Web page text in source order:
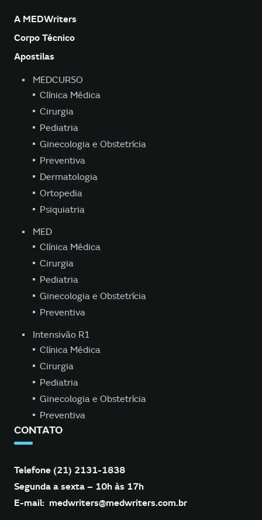
A MEDWriters
Corpo Técnico
Apostilas
MEDCURSO
Clínica Médica
Cirurgia
Pediatria
Ginecologia e Obstetrícia
Preventiva
Dermatologia
Ortopedia
Psiquiatria
MED
Clínica Médica
Cirurgia
Pediatria
Ginecologia e Obstetrícia
Preventiva
Intensivão R1
Clínica Médica
Cirurgia
Pediatria
Ginecologia e Obstetrícia
Preventiva
CONTATO
Telefone (21) 2131-1838
Segunda a sexta – 10h às 17h
E-mail: medwriters@medwriters.com.br